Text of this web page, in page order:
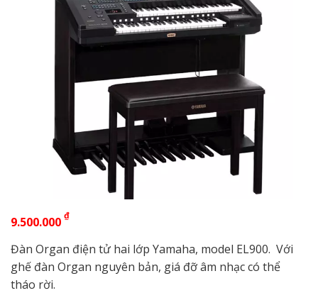
9.500.000 ₫
Đàn Organ điện tử hai lớp Yamaha, model EL900. Với
ghế đàn Organ nguyên bản, giá đỡ âm nhạc có thể
tháo rời.